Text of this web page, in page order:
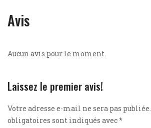
Avis
Aucun avis pour le moment.
Laissez le premier avis!
Votre adresse e-mail ne sera pas publiée.
obligatoires sont indiqués avec*